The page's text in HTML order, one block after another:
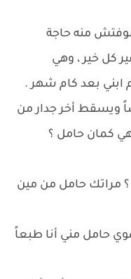
منه حاجة
كل خير ، وهي
ابني بعد كام شهر .
ويسقط أخر جدار من
كمان حامل ؟
؟ مراتك حامل من مين
حامل مني أنا طبعاً